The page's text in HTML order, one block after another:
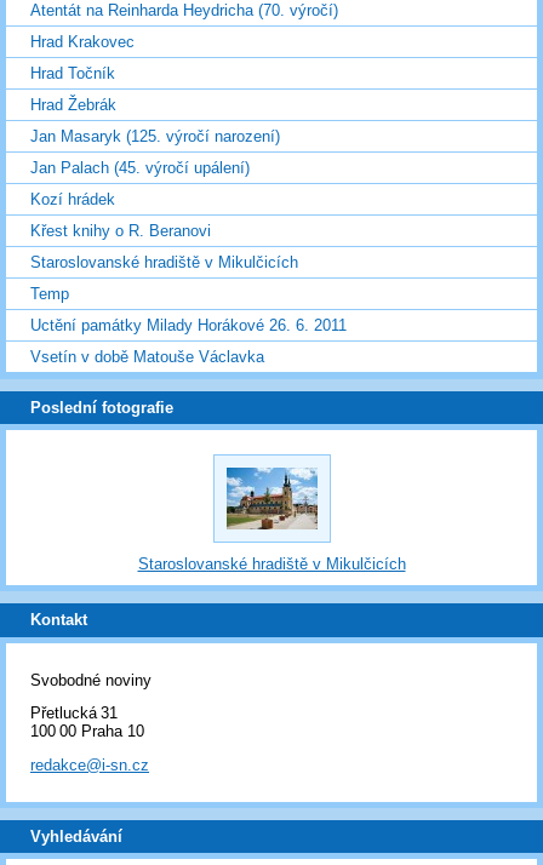
Atentát na Reinharda Heydricha (70. výročí)
Hrad Krakovec
Hrad Točník
Hrad Žebrák
Jan Masaryk (125. výročí narození)
Jan Palach (45. výročí upálení)
Kozí hrádek
Křest knihy o R. Beranovi
Staroslovanské hradiště v Mikulčicích
Temp
Uctění památky Milady Horákové 26. 6. 2011
Vsetín v době Matouše Václavka
Poslední fotografie
Staroslovanské hradiště v Mikulčicích
Kontakt
Svobodné noviny
Přetlucká 31
100 00 Praha 10
redakce@i-sn.cz
Vyhledávání